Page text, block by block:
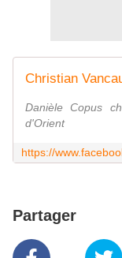
Christian
Danièle Copus
d'Orient
Partager